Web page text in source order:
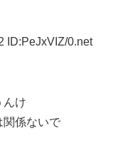
ID:PeJxVIZ/0.net
んけ
関係ないで